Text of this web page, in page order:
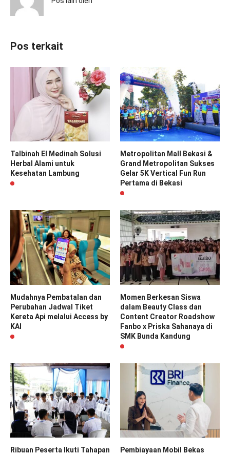
Pos terkait
Talbinah El Medinah Solusi
Herbal Alami untuk
Kesehatan Lambung
Metropolitan Mall Bekasi &
Grand Metropolitan Sukses
Gelar 5K Vertical Fun Run
Pertama di Bekasi
Mudahnya Pembatalan dan
Perubahan Jadwal Tiket
Kereta Api melalui Access by
KAI
Momen Berkesan Siswa
dalam Beauty Class dan
Content Creator Roadshow
Fanbo x Priska Sahanaya di
SMK Bunda Kandung
Ribuan Peserta Ikuti Tahapan
Pembiayaan Mobil Bekas